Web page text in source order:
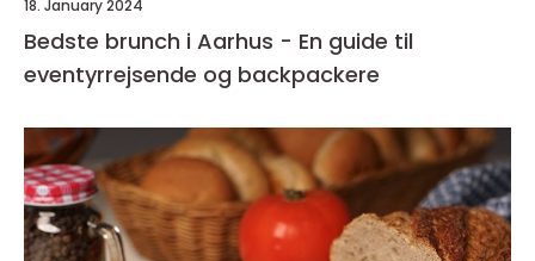
18. January 2024
Bedste brunch i Aarhus - En guide til
eventyrrejsende og backpackere